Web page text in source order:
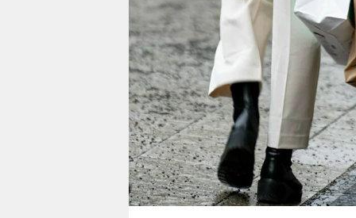
verlag
veranstaltungen
shop
fragen & hilfe
unterstützen
abo
genossenschaft